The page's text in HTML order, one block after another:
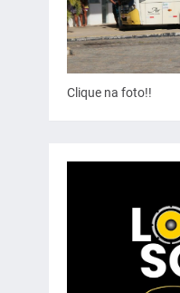
Clique na foto!!